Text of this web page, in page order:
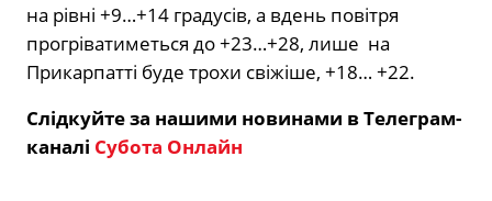
на рівні +9…+14 градусів, а вдень повітря
прогріватиметься до +23…+28, лише на
Прикарпатті буде трохи свіжіше, +18… +22.
Слідкуйте за нашими новинами в Телеграм-
каналі Субота Онлайн